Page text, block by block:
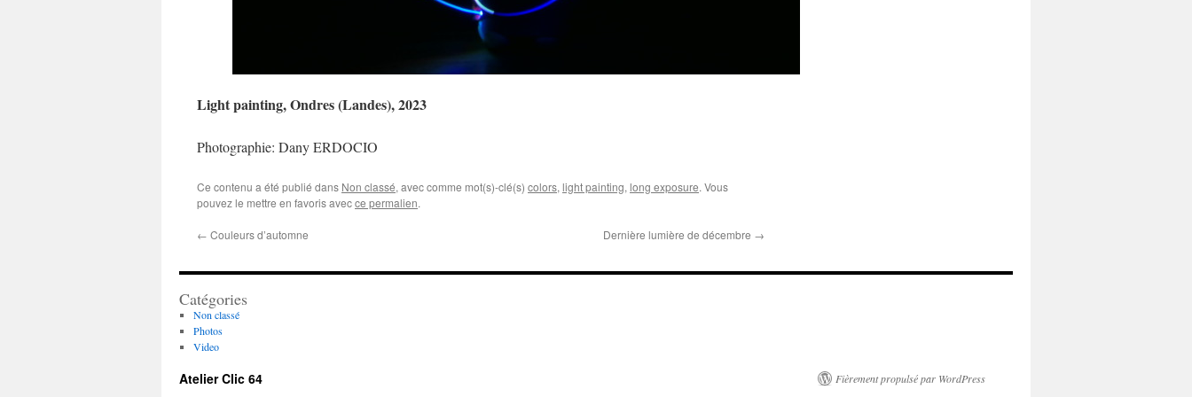
Light painting, Ondres (Landes), 2023
Photographie: Dany ERDOCIO
Ce contenu a été publié dans Non classé, avec comme mot(s)-clé(s) colors, light painting, long exposure. Vous
pouvez le mettre en favoris avecce permalien.
← Couleurs d’automne Dernière lumière de décembre →
Catégories
Non classé
Photos
Video
Atelier Clic 64 Fièrement propulsé par WordPress